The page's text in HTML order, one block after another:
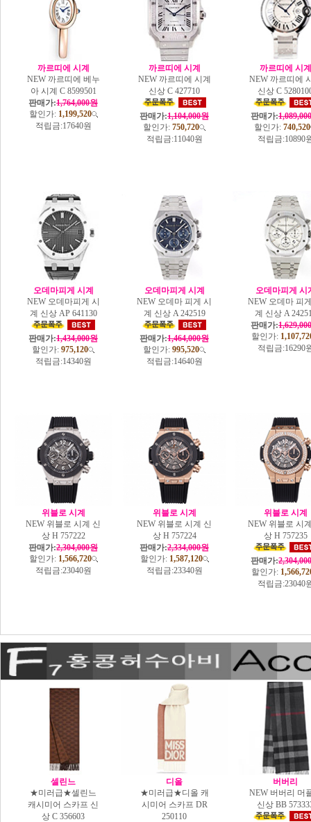
까르띠에 시계
NEW 까르띠에 베누
아 시계 C 8599501
판매가:1,764,000원
할인가: 1,199,520
적립금:17640원
까르띠에 시계
NEW 까르띠에 시계
신상 C 427710
판매가:1,104,000원
할인가: 750,720
적립금:11040원
까르띠에 시계
NEW 까르띠에
신상 C
판매가:
할인가: 740,520
적립금:10890
오데마피게 시계
NEW 오데마피게 시
계 신상 AP 641130
판매가:1,434,000원
할인가: 975,120
적립금:14340원
오데마피게 시계
NEW 오데마 피게 시
계 신상 A 242519
판매가:1,464,000원
할인가: 995,520
적립금:14640원
오데마피게 시
NEW 오데마 피
계 신상 A
판매가:
할인가:
적립금:16290
위블로 시계
NEW 위블로 시계 신
상 H 757222
판매가:2,304,000원
할인가: 1,566,720
적립금:23040원
위블로 시계
NEW 위블로 시계 신
상 H 757224
판매가:2,334,000원
할인가: 1,587,120
적립금:23340원
위블로 시계
NEW 위블로 시
상 H 757235
판매가:
할인가:
적립금:23040
셀린느
★미러급★셀린느
캐시미어 스카프 신
상 C 356603
디올
★미러급★디올 캐
시미어 스카프 DR
250110
버버리
NEW 버버리 머
신상 BB